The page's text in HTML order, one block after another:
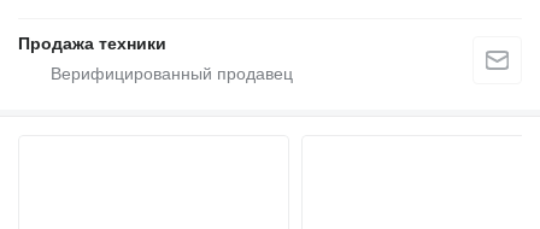
Продажа техники